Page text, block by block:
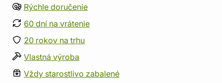
Rýchle doručenie
60 dní na vrátenie
20 rokov na trhu
Vlastná výroba
Vždy starostlivo zabalené